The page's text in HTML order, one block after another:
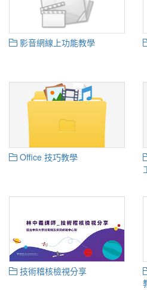
影音網線上功能教學
Office 技巧教學
技術稽核檢視分享